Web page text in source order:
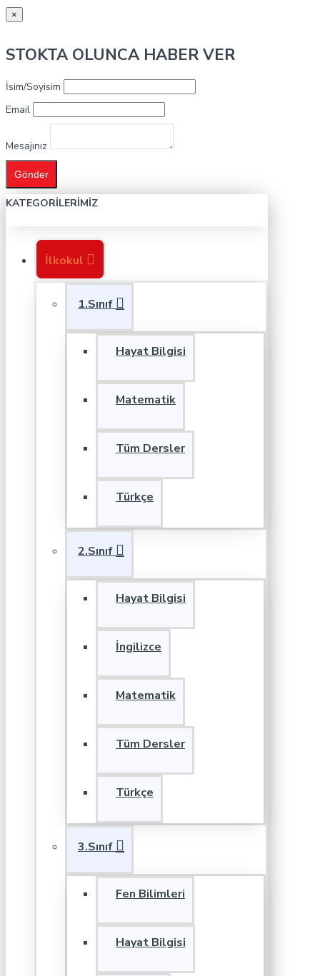
×
STOKTA OLUNCA HABER VER
İsim/Soyisim
Email
Mesajınız
Gönder
KATEGORILERIMIZ
İlkokul
1.Sınıf
Hayat Bilgisi
Matematik
Tüm Dersler
Türkçe
2.Sınıf
Hayat Bilgisi
İngilizce
Matematik
Tüm Dersler
Türkçe
3.Sınıf
Fen Bilimleri
Hayat Bilgisi